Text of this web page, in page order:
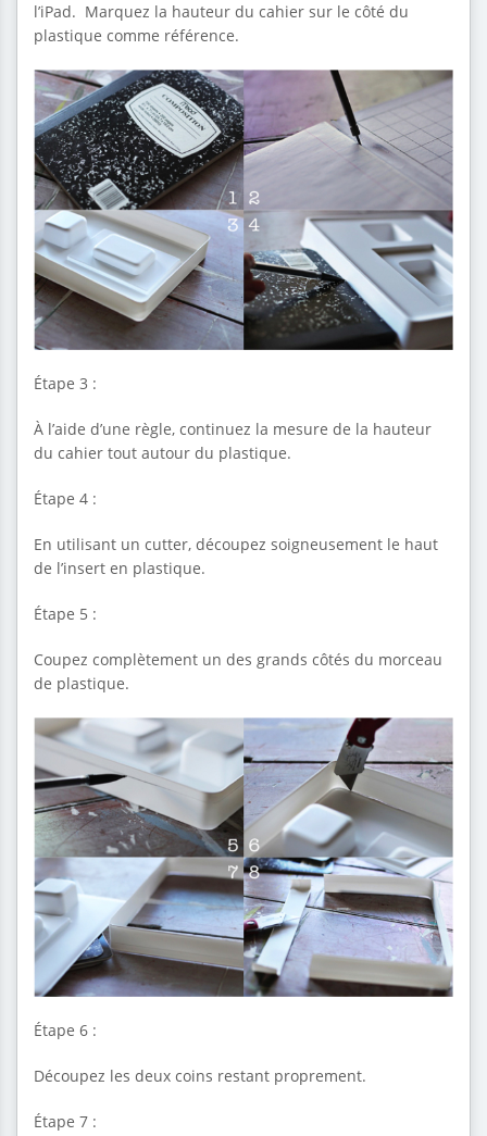
l’iPad. Marquez la hauteur du cahier sur le côté du
plastique comme référence.
Étape 3 :
À l’aide d’une règle, continuez la mesure de la hauteur
du cahier tout autour du plastique.
Étape 4 :
En utilisant un cutter, découpez soigneusement le haut
de l’insert en plastique.
Étape 5 :
Coupez complètement un des grands côtés du morceau
de plastique.
Étape 6 :
Découpez les deux coins restant proprement.
Étape 7 :